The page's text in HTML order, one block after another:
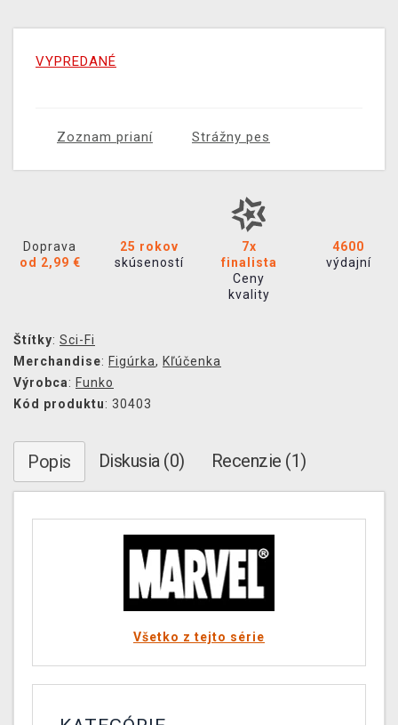
VYPREDANÉ
Zoznam prianí Strážny pes
Doprava
od 2,99 €
25 rokov
skúseností
7x
finalista
Ceny
kvality
4600
výdajní
Štítky: Sci-Fi
Merchandise: Figúrka, Kľúčenka
Výrobca: Funko
Kód produktu: 30403
Popis Diskusia (0) Recenzie (1)
Všetko z tejto série